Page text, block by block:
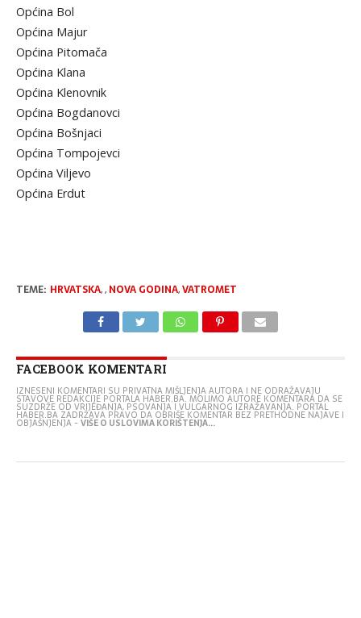
Općina Bol
Općina Majur
Općina Pitomača
Općina Klana
Općina Klenovnik
Općina Bogdanovci
Općina Bošnjaci
Općina Tompojevci
Općina Viljevo
Općina Erdut
TEME: HRVATSKA,, NOVA GODINA,VATROMET
FACEBOOK KOMENTARI
IZNESENI KOMENTARI SU PRIVATNA MIŠLJENJA AUTORA I NE ODRAŽAVAJU
STAVOVE REDAKCIJE PORTALA HABER.BA. MOLIMO AUTORE KOMENTARA DA SE
SUZDRŽE OD VRIJEĐANJA, PSOVANJA I VULGARNOG IZRAŽAVANJA. PORTAL
HABER.BA ZADRŽAVA PRAVO DA OBRIŠE KOMENTAR BEZ PRETHODNE NAJAVE I
OBJAŠNJENJA -VIŠE O USLOVIMA KORIŠTENJA...